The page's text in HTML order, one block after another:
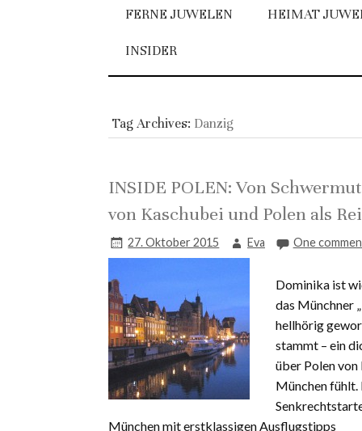
FERNE JUWELEN HEIMAT
INSIDER
Tag Archives: Danzig
INSIDE POLEN: Von
von Kaschubei und Polen als
27. Oktober 2015 Eva One
Dominika ist
das Münchner
hellhörig
stammt – ein
über Polen von
München
München mit erstklassigen Ausflugstipps